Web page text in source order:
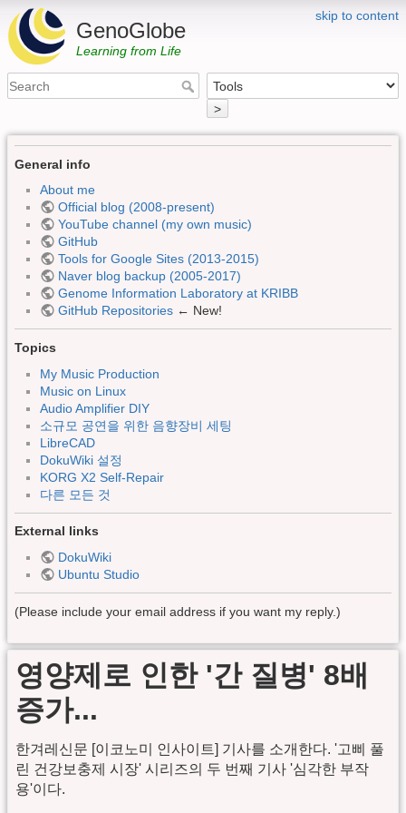
skip to content
GenoGlobe
Learning from Life
>
General info
About me
Official blog (2008-present)
YouTube channel (my own music)
GitHub
Tools for Google Sites (2013-2015)
Naver blog backup (2005-2017)
Genome Information Laboratory at KRIBB
GitHub Repositories← New!
Topics
My Music Production
Music on Linux
Audio Amplifier DIY
소규모 공연을 위한 음향장비 세팅
LibreCAD
DokuWiki 설정
KORG X2 Self-Repair
다른 모든 것
External links
DokuWiki
Ubuntu Studio
(Please include your email address if you want my reply.)
영양제로 인한 '간 질병' 8배
증가...
한겨레신문 [이코노미 인사이트] 기사를 소개한다. '고삐 풀
린 건강보충제 시장' 시리즈의 두 번째 기사 '심각한 부작
용'이다.